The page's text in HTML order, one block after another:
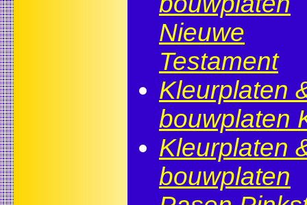
Nieuwe
Testament
Kleurplaten
bouwplaten
Kleurplaten
bouwplaten